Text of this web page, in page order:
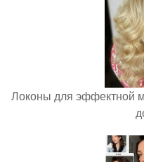
Локоны для эффектной